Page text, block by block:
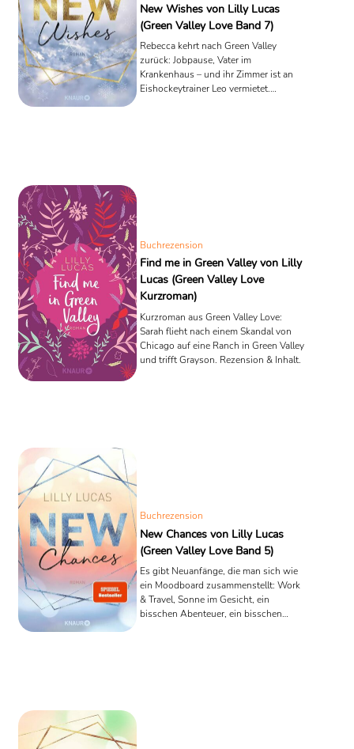
New Wishes von Lilly Lucas
(Green Valley Love Band 7)
Rebecca kehrt nach Green Valley
zurück: Jobpause, Vater im
Krankenhaus – und ihr Zimmer ist an
Eishockeytrainer Leo vermietet.
Buchrezension
Find me in Green Valley von Lilly
Lucas (Green Valley Love
Kurzroman)
Kurzroman aus Green Valley Love:
Sarah flieht nach einem Skandal von
Chicago auf eine Ranch in Green Valley
und trifft Grayson. Rezension & Inhalt.
Buchrezension
New Chances von Lilly Lucas
(Green Valley Love Band 5)
Es gibt Neuanfänge, die man sich wie
ein Moodboard zusammenstellt: Work
& Travel, Sonne im Gesicht, ein
bisschen Abenteuer, ein bisschen